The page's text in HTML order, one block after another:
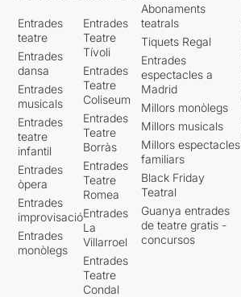
Entrades
teatre
Entrades
dansa
Entrades
musicals
Entrades
teatre
infantil
Entrades
òpera
Entrades
improvisació
Entrades
monòlegs
Entrades
Teatre
Tívoli
Entrades
Teatre
Coliseum
Entrades
Teatre
Borràs
Entrades
Teatre
Romea
Entrades
La
Villarroel
Entrades
Teatre
Condal
Abonaments
teatrals
Tiquets Regal
Entrades
espectacles a
Madrid
Millors monòlegs
Millors musicals
Millors espectacles
familiars
Black Friday
Teatral
Guanya entrades
de teatre gratis -
concursos